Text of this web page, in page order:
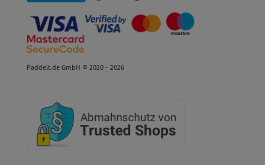
Paddelt.de GmbH © 2020 - 2026